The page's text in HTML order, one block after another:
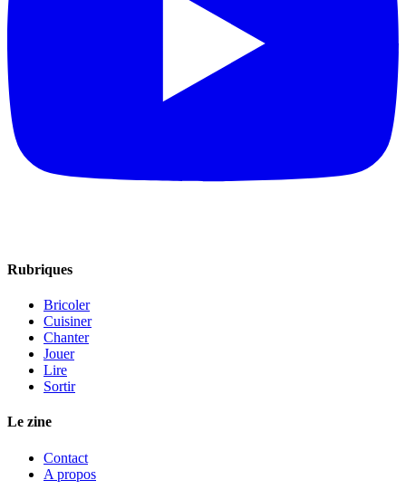
Rubriques
Bricoler
Cuisiner
Chanter
Jouer
Lire
Sortir
Le zine
Contact
A propos